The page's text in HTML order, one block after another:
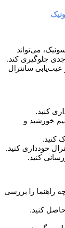
می‌تواند
جلوگیری کند.
سانترال
کنید.
خورشید و
کنید.
خودداری کنید.
کنید.
راهنما را بررسی
کنید.